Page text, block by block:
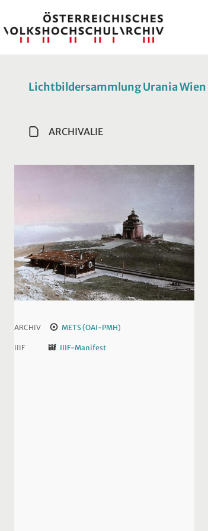
Lichtbildersammlung Urania Wien
ARCHIVALIE
ARCHIV METS (OAI-PMH)
IIIF IIIF-Manifest